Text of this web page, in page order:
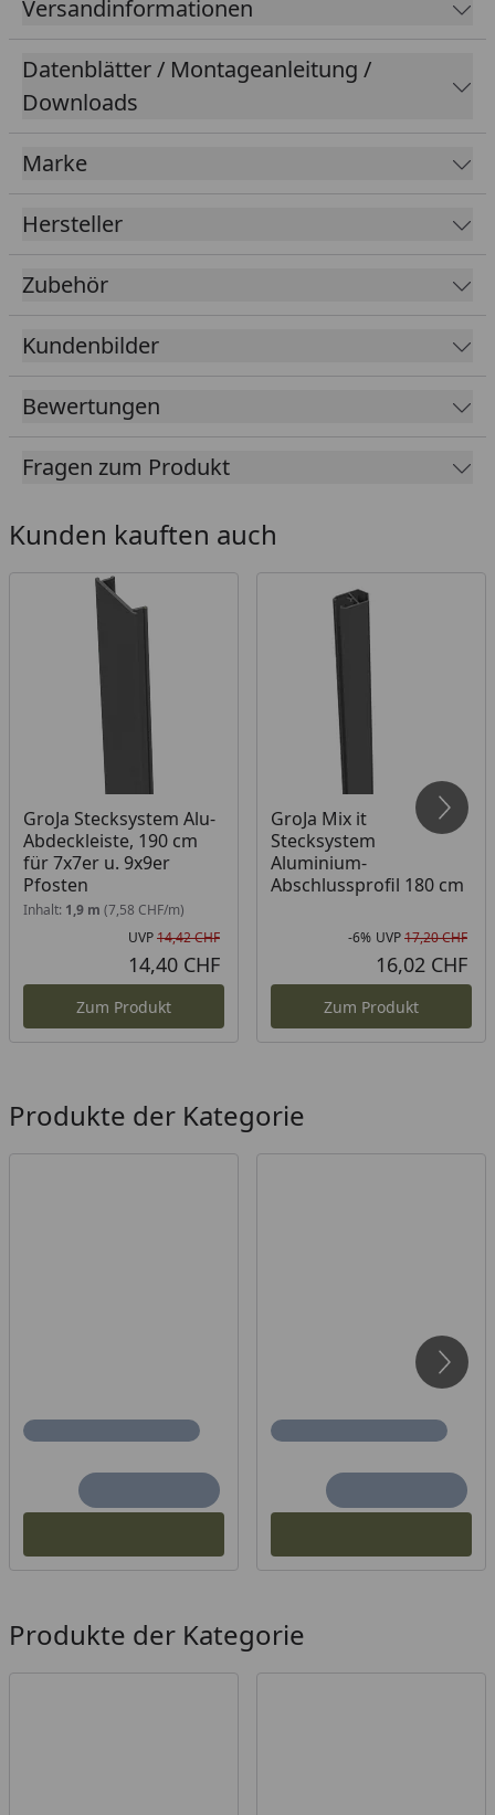
Versandinformationen
Datenblätter / Montageanleitung /
Downloads
Marke
Hersteller
Zubehör
Kundenbilder
Bewertungen
Fragen zum Produkt
Kunden kauften auch
GroJa Stecksystem Alu-
Abdeckleiste, 190 cm
für 7x7er u. 9x9er
Pfosten
Inhalt: 1,9 m (7,58 CHF/m)
Ursprünglicher Preis
UVP14,42 CHF
14,40 CHF
Zum Produkt
GroJa Mix it
Stecksystem
Aluminium-
Abschlussprofil 180 cm
-6% UVP17,20 CHF
16,02 CHF
Zum Produkt
Produkte der Kategorie
Produkte der Kategorie